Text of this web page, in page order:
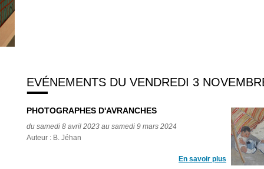
EVÉNEMENTS DU VENDREDI 3
PHOTOGRAPHES D'AVRANCHES
du samedi 8 avril 2023 au samedi 9 mars 2024
Auteur : B. Jéhan
En savoir plus